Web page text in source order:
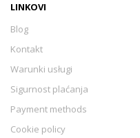
LINKOVI
Blog
Kontakt
Warunki usługi
Sigurnost plaćanja
Payment methods
Cookie policy